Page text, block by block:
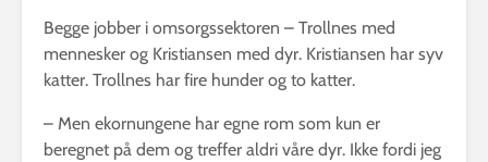
Begge jobber i omsorgssektoren – Trollnes med
mennesker og Kristiansen med dyr. Kristiansen har syv
katter. Trollnes har fire hunder og to katter.
– Men ekornungene har egne rom som kun er
beregnet på dem og treffer aldri våre dyr. Ikke fordi jeg